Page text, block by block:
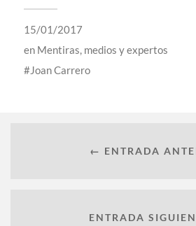
15/01/2017
en Mentiras, medios y expertos
Joan Carrero
← ENTRADA
ENTRADA